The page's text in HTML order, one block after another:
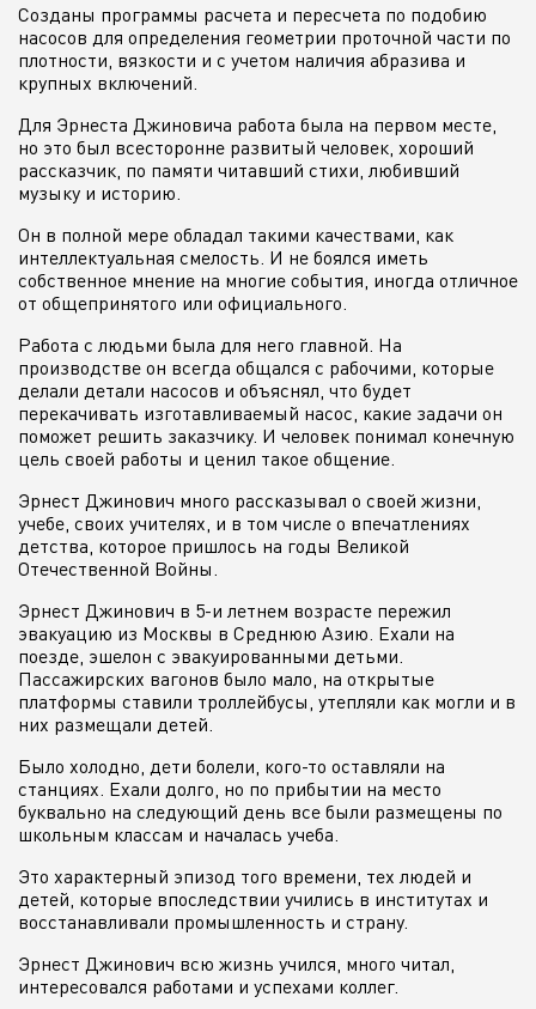
Созданы программы расчета и пересчета по подобию
насосов для определения геометрии проточной части по
плотности, вязкости и с учетом наличия абразива и
крупных включений.
Для Эрнеста Джиновича работа была на первом месте,
но это был всесторонне развитый человек, хороший
рассказчик, по памяти читавший стихи, любивший
музыку и историю.
Он в полной мере обладал такими качествами, как
интеллектуальная смелость. И не боялся иметь
собственное мнение на многие события, иногда отличное
от общепринятого или официального.
Работа с людьми была для него главной. На
производстве он всегда общался с рабочими, которые
делали детали насосов и объяснял, что будет
перекачивать изготавливаемый насос, какие задачи он
поможет решить заказчику. И человек понимал конечную
цель своей работы и ценил такое общение.
Эрнест Джинович много рассказывал о своей жизни,
учебе, своих учителях, и в том числе о впечатлениях
детства, которое пришлось на годы Великой
Отечественной Войны.
Эрнест Джинович в 5-и летнем возрасте пережил
эвакуацию из Москвы в Среднюю Азию. Ехали на
поезде, эшелон с эвакуированными детьми.
Пассажирских вагонов было мало, на открытые
платформы ставили троллейбусы, утепляли как могли и в
них размещали детей.
Было холодно, дети болели, кого-то оставляли на
станциях. Ехали долго, но по прибытии на место
буквально на следующий день все были размещены по
школьным классам и началась учеба.
Это характерный эпизод того времени, тех людей и
детей, которые впоследствии учились в институтах и
восстанавливали промышленность и страну.
Эрнест Джинович всю жизнь учился, много читал,
интересовался работами и успехами коллег.